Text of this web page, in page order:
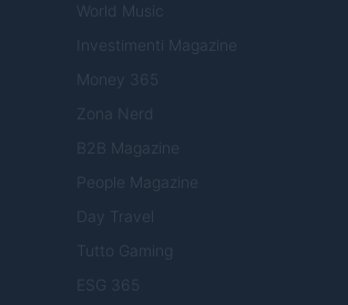
World Music
Investimenti Magazine
Money 365
Zona Nerd
B2B Magazine
People Magazine
Day Travel
Tutto Gaming
ESG 365